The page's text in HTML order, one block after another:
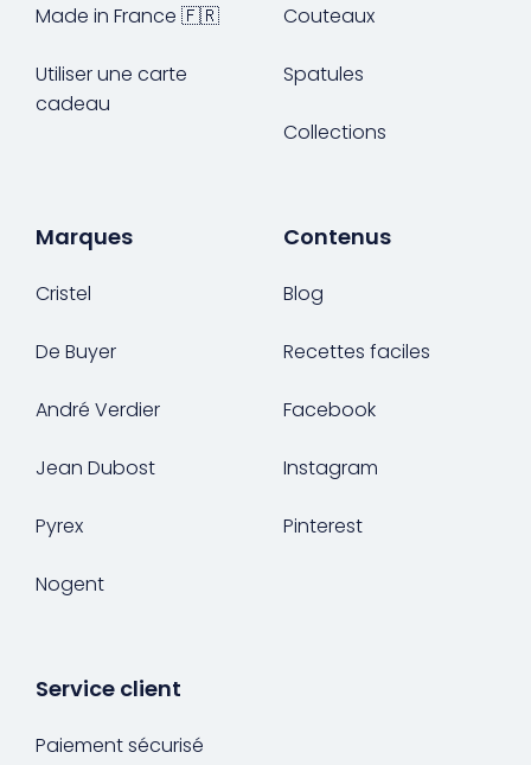
Made in France 🇫🇷
Utiliser une carte
cadeau
Couteaux
Spatules
Collections
Marques
Cristel
De Buyer
André Verdier
Jean Dubost
Pyrex
Nogent
Contenus
Blog
Recettes faciles
Facebook
Instagram
Pinterest
Service client
Paiement sécurisé